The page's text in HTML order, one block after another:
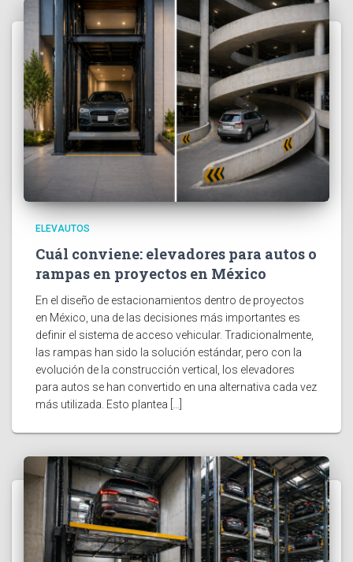
ELEVAUTOS
Cuál conviene: elevadores para autos o
rampas en proyectos en México
En el diseño de estacionamientos dentro de proyectos
en México, una de las decisiones más importantes es
definir el sistema de acceso vehicular. Tradicionalmente,
las rampas han sido la solución estándar, pero con la
evolución de la construcción vertical, los elevadores
para autos se han convertido en una alternativa cada vez
más utilizada. Esto plantea […]